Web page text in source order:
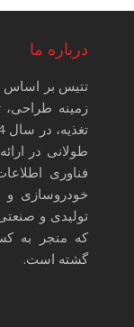
درباره ما
تتیس بر اساس
زمینه طراحی،
طولانی در
فناوری
خودروسازی و
تولیدی و
که منجر به
گشته است.